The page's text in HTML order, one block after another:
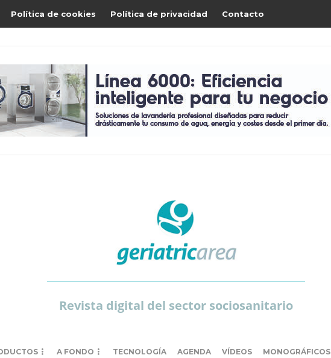
Política de cookies Política de privacidad Contacto
Revista digital del sector sociosanitario
A FONDO TECNOLOGÍA AGENDA VÍDEOS MONOGRÁFICOS